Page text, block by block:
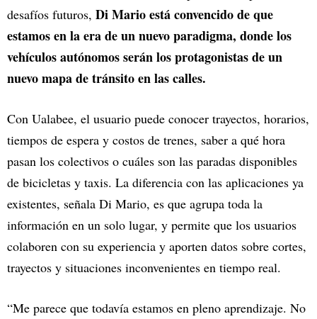
desafíos futuros, Di Mario está convencido de que
estamos en la era de un nuevo paradigma, donde los
vehículos autónomos serán los protagonistas de un
nuevo mapa de tránsito en las calles.
Con Ualabee, el usuario puede conocer trayectos, horarios,
tiempos de espera y costos de trenes, saber a qué hora
pasan los colectivos o cuáles son las paradas disponibles
de bicicletas y taxis. La diferencia con las aplicaciones ya
existentes, señala Di Mario, es que agrupa toda la
información en un solo lugar, y permite que los usuarios
colaboren con su experiencia y aporten datos sobre cortes,
trayectos y situaciones inconvenientes en tiempo real.
“Me parece que todavía estamos en pleno aprendizaje. No